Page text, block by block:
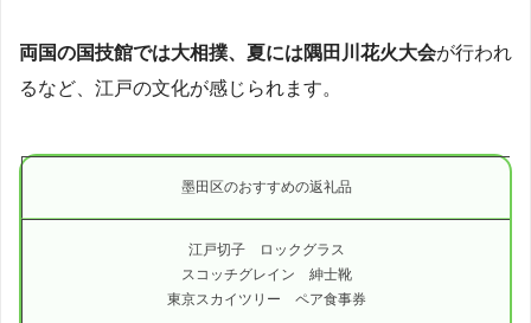
両国の国技館では大相撲、夏には隅田川花火大会が行われ
るなど、江戸の文化が感じられます。
墨田区のおすすめの返礼品
江戸切子 ロックグラス
スコッチグレイン 紳士靴
東京スカイツリー ペア食事券